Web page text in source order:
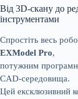
Від 3D-скану до
інструментами
Спростіть весь
EXModel Pro,
потужним
CAD-середовища.
Цей ексклюзивний